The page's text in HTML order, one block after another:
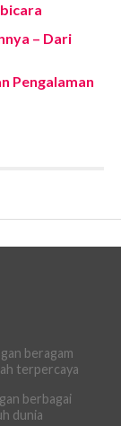
– Dari
Pengalaman
beragam
terpercaya
berbagai
dunia